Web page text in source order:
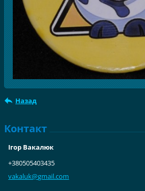
Назад
Контакт
Ігор Вакалюк
+380505403435
vakaluk@gmail.com